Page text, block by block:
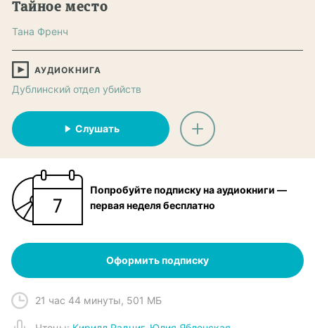
Тайное место
Тана Френч
АУДИОКНИГА
Дублинский отдел убийств
Слушать
Попробуйте подписку на аудиокниги —
первая неделя бесплатно
Оформить подписку
21 час 44 минуты, 501 МБ